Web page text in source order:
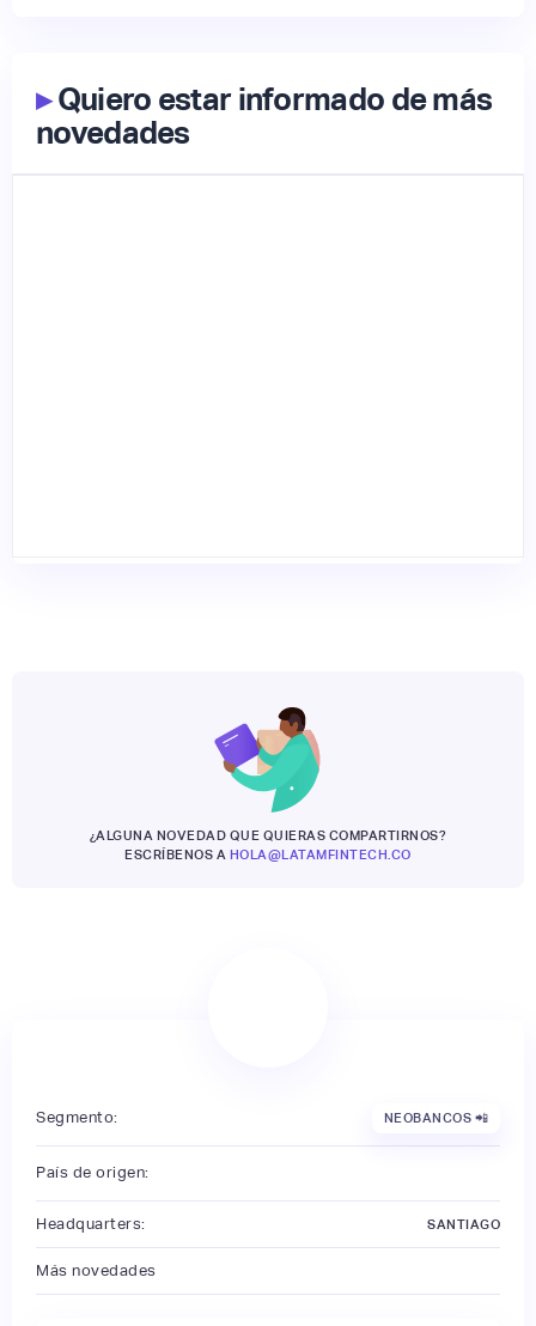
▸Quiero estar informado de más
novedades
¿ALGUNA NOVEDAD QUE QUIERAS COMPARTIRNOS?
ESCRÍBENOS A HOLA@LATAMFINTECH.CO
Segmento: NEOBANCOS 📲
País de origen:
Headquarters: SANTIAGO
Más novedades